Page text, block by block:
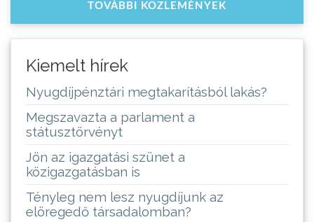
TOVÁBBI KÖZLEMÉNYEK
Kiemelt hírek
Nyugdíjpénztári megtakarításból lakás?
Megszavazta a parlament a
státusztörvényt
Jön az igazgatási szünet a
közigazgatásban is
Tényleg nem lesz nyugdíjunk az
elöregedő társadalomban?